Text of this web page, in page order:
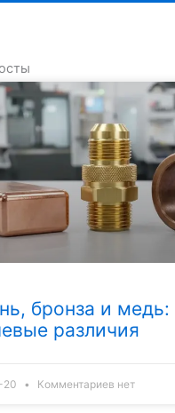
бронза и медь:
различия
20 Комментариев нет